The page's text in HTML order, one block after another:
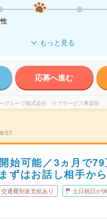
もっと見る
応募へ進む
グループ株式会社 ケアサービス事業部
07
始可能／3ヵ月で79
ずはお話し相手から
交通費別途支給あり 土日祝日が